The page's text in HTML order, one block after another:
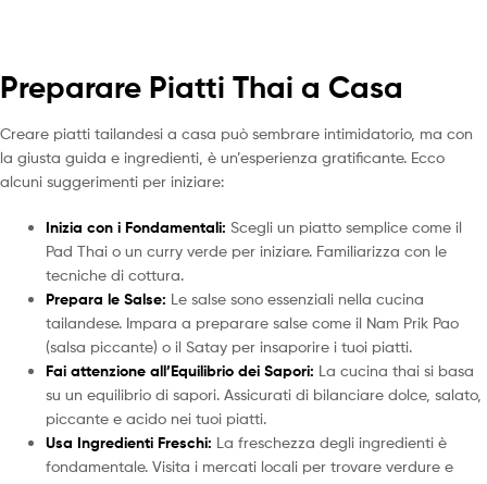
Preparare Piatti Thai a Casa
Creare piatti tailandesi a casa può sembrare intimidatorio, ma con
la giusta guida e ingredienti, è un’esperienza gratificante. Ecco
alcuni suggerimenti per iniziare:
Inizia con i Fondamentali: Scegli un piatto semplice come il
Pad Thai o un curry verde per iniziare. Familiarizza con le
tecniche di cottura.
Prepara le Salse: Le salse sono essenziali nella cucina
tailandese. Impara a preparare salse come il Nam Prik Pao
(salsa piccante) o il Satay per insaporire i tuoi piatti.
Fai attenzione all’Equilibrio dei Sapori: La cucina thai si basa
su un equilibrio di sapori. Assicurati di bilanciare dolce, salato,
piccante e acido nei tuoi piatti.
Usa Ingredienti Freschi: La freschezza degli ingredienti è
fondamentale. Visita i mercati locali per trovare verdure e